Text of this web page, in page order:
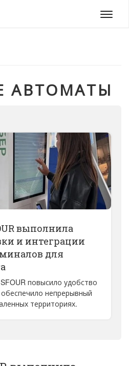
Меню
АВТОМАТЫ
выполнила
и интеграции
для
повысило удобство
непрерывный
территориях.